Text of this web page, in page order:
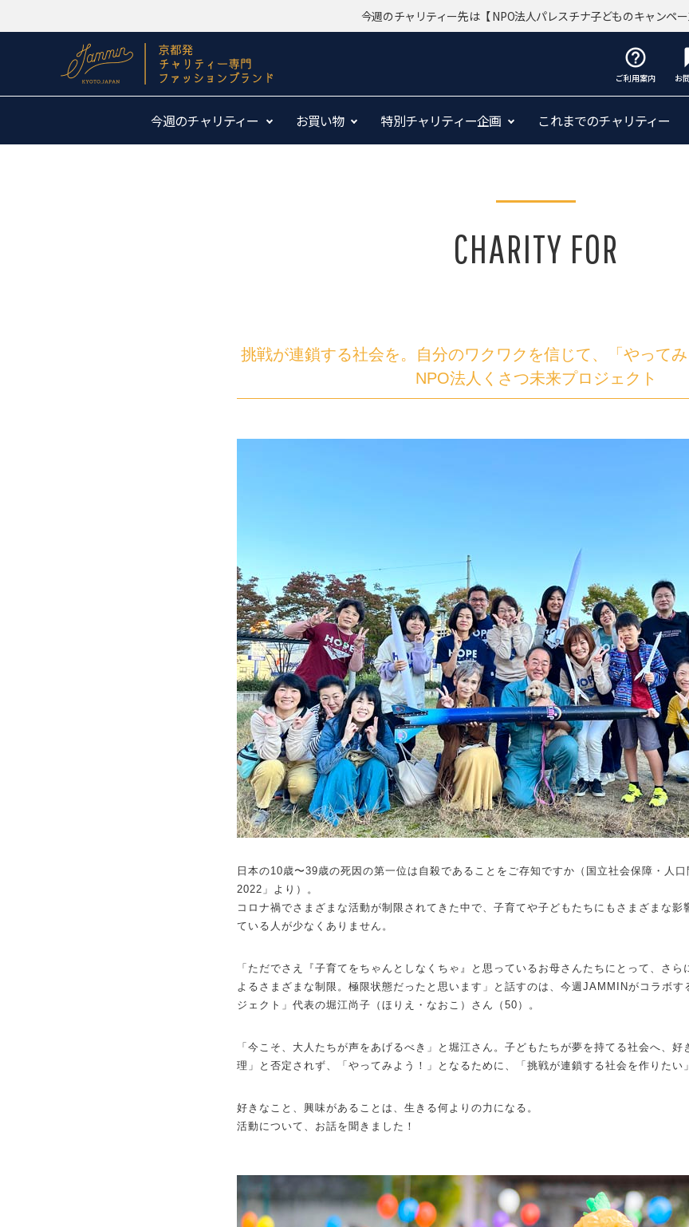
今週のチャリティー先は【 NPO法人パレスチナ子どものキャンペー
help_outline
ご利用案内 お
今週のチャリティー お買い物 特別チャリティー企画 これまでのチャリティー
CHARITY FOR
挑戦が連鎖する社会を。自分のワクワクを信じて、「やって
NPO法人くさつ未来プロジェクト
日本の10歳〜39歳の死因の第一位は自殺であることをご存知ですか（国立社会保障・人
2022」より）。
コロナ禍でさまざまな活動が制限されてきた中で、子育てや子どもたちにもさまざまな影
ている人が少なくありません。
「ただでさえ『子育てをちゃんとしなくちゃ』と思っているお母さんたちにとって、さら
よるさまざまな制限。極限状態だったと思います」と話すのは、今週JAMMINがコラボす
ジェクト」代表の堀江尚子（ほりえ・なおこ）さん（50）。
「今こそ、大人たちが声をあげるべき」と堀江さん。子どもたちが夢を持てる社会へ、好
理」と否定されず、「やってみよう！」となるために、「挑戦が連鎖する社会を作りたい
好きなこと、興味があることは、生きる何よりの力になる。
活動について、お話を聞きました！